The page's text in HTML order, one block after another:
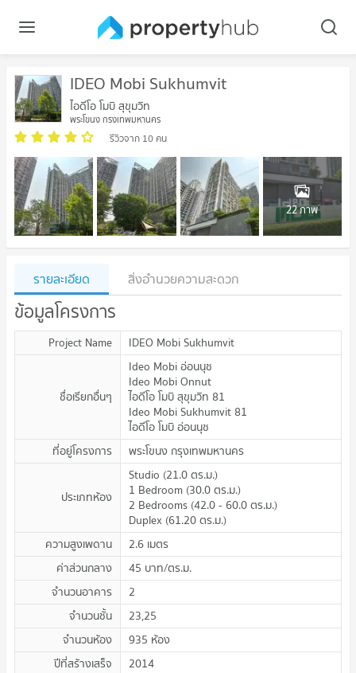
IDEO Mobi Sukhumvit
ไอดีโอ โมบิ สุขุมวิท
พระโขนง กรุงเทพมหานคร
รีวิวจาก 10 คน
22 ภาพ
รายละเอียด สิ่งอำนวยความสะดวก
ข้อมูลโครงการ
Project Name IDEO Mobi Sukhumvit
ชื่อเรียกอื่นๆ
Ideo Mobi อ่อนนุช
Ideo Mobi Onnut
ไอดีโอ โมบิ สุขุมวิท 81
Ideo Mobi Sukhumvit 81
ไอดีโอ โมบิ อ่อนนุช
ที่อยู่โครงการ
พระโขนง กรุงเทพมหานคร
ประเภทห้อง
Studio (21.0ตร.ม.)
1 Bedroom (30.0ตร.ม.)
2 Bedrooms (42.0 - 60.0ตร.ม.)
Duplex (61.20ตร.ม.)
ความสูงเพดาน
2.6 เมตร
ค่าส่วนกลาง
45 บาท/ตร.ม.
จำนวนอาคาร
2
จำนวนชั้น
23,25
จำนวนห้อง
935 ห้อง
ปีที่สร้างเสร็จ
2014